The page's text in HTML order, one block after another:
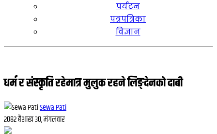
पर्यटन
पत्रपत्रिका
विज्ञान
धर्म र संस्कृति रहेमात्र मुलुक रहने लिङ्देनको दाबी
Sewa Pati
२०८२ बैशाख ३०, मंगलवार